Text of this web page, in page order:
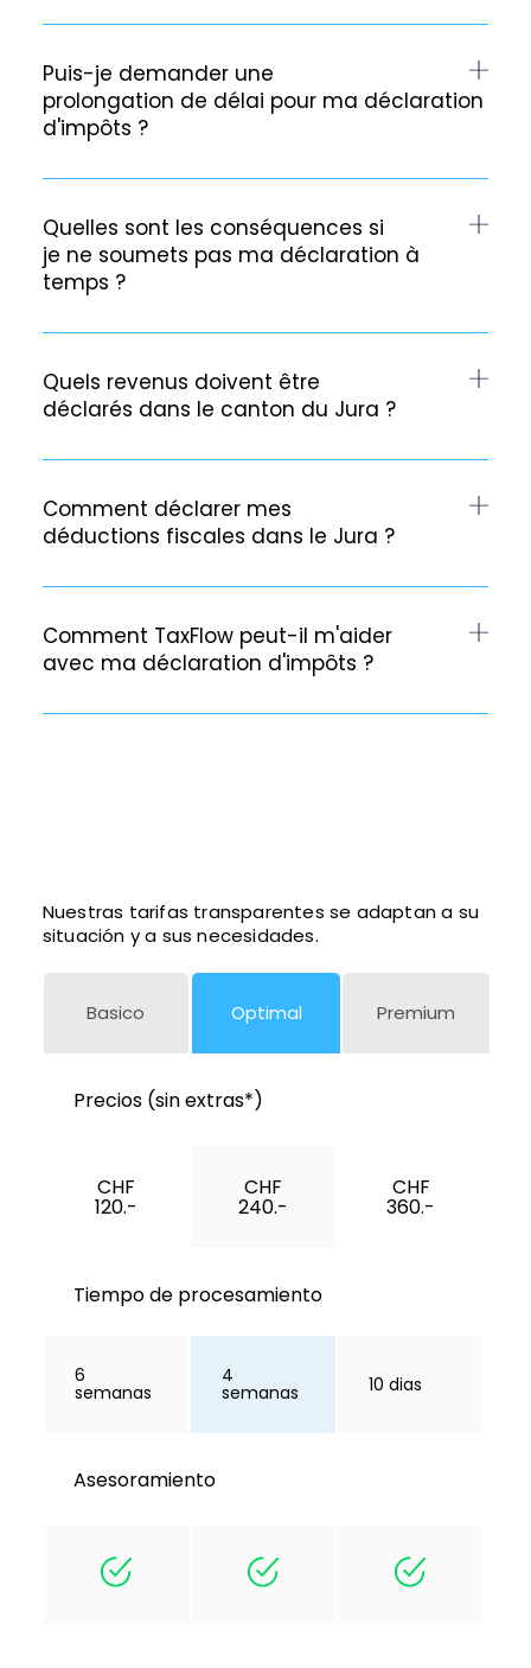
Puis-je demander une
prolongation de délai pour ma déclaration
d'impôts ?
Quelles sont les conséquences si
je ne soumets pas ma déclaration à
temps ?
Quels revenus doivent être
déclarés dans le canton du Jura ?
Comment déclarer mes
déductions fiscales dans le Jura ?
Comment TaxFlow peut-il m'aider
avec ma déclaration d'impôts ?
Nuestras tarifas transparentes se adaptan a su
situación y a sus necesidades.
Basico Optimal Premium
Precios (sin extras*)
CHF
120.-
CHF
240.-
CHF
360.-
Tiempo de procesamiento
6
semanas
4
semanas 10 dias
Asesoramiento